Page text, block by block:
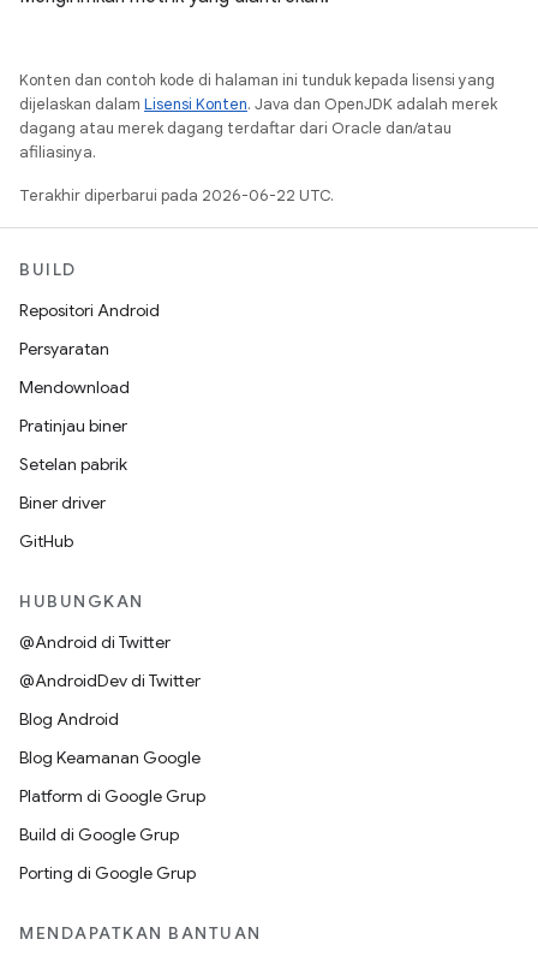
Konten dan contoh kode di halaman ini tunduk kepada lisensi yang
dijelaskan dalam Lisensi Konten. Java dan OpenJDK adalah merek
dagang atau merek dagang terdaftar dari Oracle dan/atau
afiliasinya.
Terakhir diperbarui pada 2026-06-22 UTC.
BUILD
Repositori Android
Persyaratan
Mendownload
Pratinjau biner
Setelan pabrik
Biner driver
GitHub
HUBUNGKAN
@Android di Twitter
@AndroidDev di Twitter
Blog Android
Blog Keamanan Google
Platform di Google Grup
Build di Google Grup
Porting di Google Grup
MENDAPATKAN BANTUAN